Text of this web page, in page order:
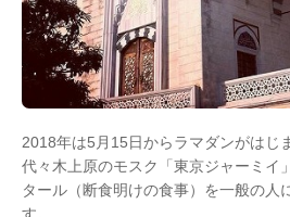
2018年は5月15日からラマダンがはじ
代々木上原のモスク「東京ジャーミイ
タール（断食明けの食事）を一般の人